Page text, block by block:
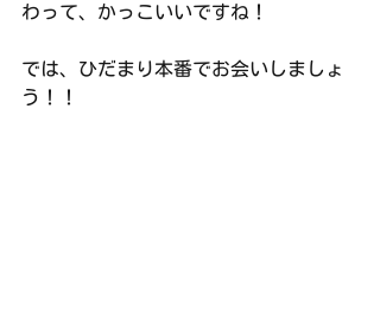
わって、かっこいいですね！
では、ひだまり本番でお会いしましょ
う！！